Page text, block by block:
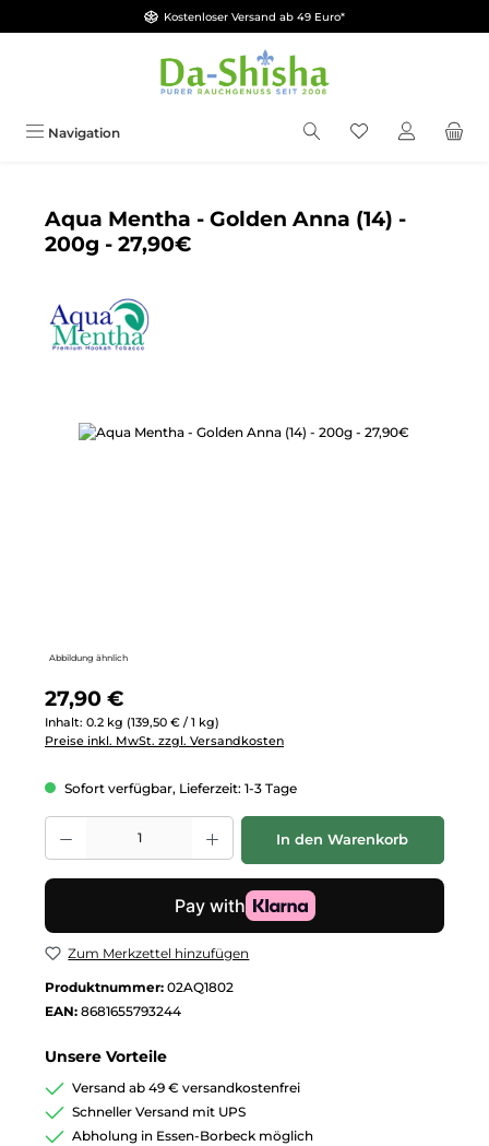
Zum Hauptinhalt springenKostenloser Versand ab 49 Euro*
Navigation Du hast 0
Aqua Mentha - Golden Anna (14) -
200g - 27,90€
Bildergalerie überspringen
Abbildung ähnlich
Regulärer Preis:
27,90 €
Inhalt: 0.2 kg (139,50 € / 1 kg)
Preise inkl. MwSt. zzgl. Versandkosten
Sofort verfügbar, Lieferzeit: 1-3 Tage
Produkt Anzahl: Gib den gewünschten Wert ein oder benutze die
In den Warenkorb
Zum Merkzettel hinzufügen
Produktnummer: 02AQ1802
EAN: 8681655793244
Unsere Vorteile
Versand ab 49 € versandkostenfrei
Schneller Versand mit UPS
Abholung in Essen-Borbeck möglich